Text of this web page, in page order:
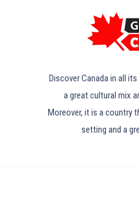
Discover Canada in all
a great cultural mix
Moreover, it is a country
setting and a